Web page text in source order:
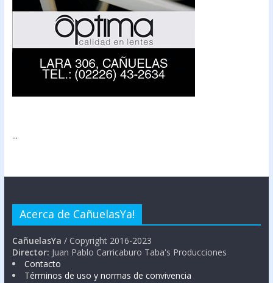
...
Acerca de CañuelasYa!
CañuelasYa / Copyright 2016-2023
Director: Juan Pablo Carricaburo Taba's Producciones
Contacto
Términos de uso y normas de convivencia